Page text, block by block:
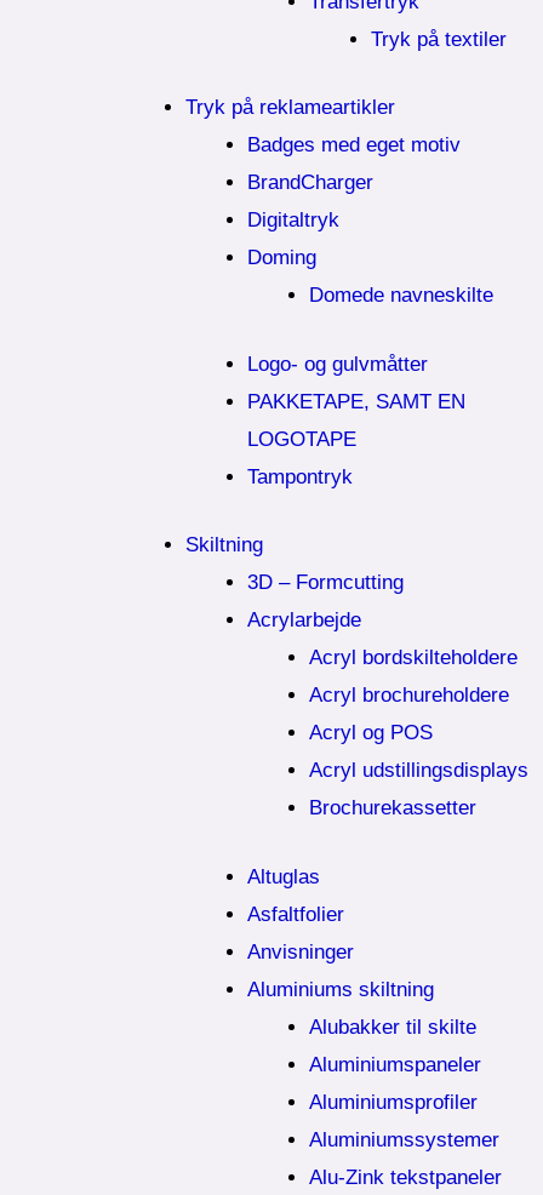
Tryk på textiler
Tryk på reklameartikler
Badges med eget motiv
BrandCharger
Digitaltryk
Doming
Domede navneskilte
Logo- og gulvmåtter
PAKKETAPE, SAMT EN
LOGOTAPE
Tampontryk
Skiltning
3D – Formcutting
Acrylarbejde
Acryl bordskilteholdere
Acryl brochureholdere
Acryl og POS
Acryl udstillingsdisplays
Brochurekassetter
Altuglas
Asfaltfolier
Anvisninger
Aluminiums skiltning
Alubakker til skilte
Aluminiumspaneler
Aluminiumsprofiler
Aluminiumssystemer
Alu-Zink tekstpaneler